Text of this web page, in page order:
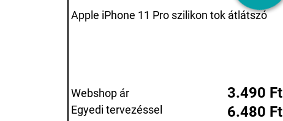
Apple iPhone 11 Pro szilikon tok átlátszó
Webshop ár 3.490 Ft
Egyedi tervezéssel 6.480 Ft